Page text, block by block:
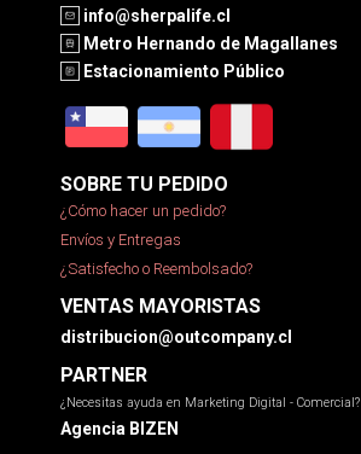
info@sherpalife.cl
Metro Hernando de Magallanes
Estacionamiento Público
SOBRE TU PEDIDO
¿Cómo hacer un pedido?
Envíos y Entregas
¿Satisfecho o Reembolsado?
VENTAS MAYORISTAS
distribucion@outcompany.cl
PARTNER
¿Necesitas ayuda en Marketing Digital - Comercial?
Agencia BIZEN